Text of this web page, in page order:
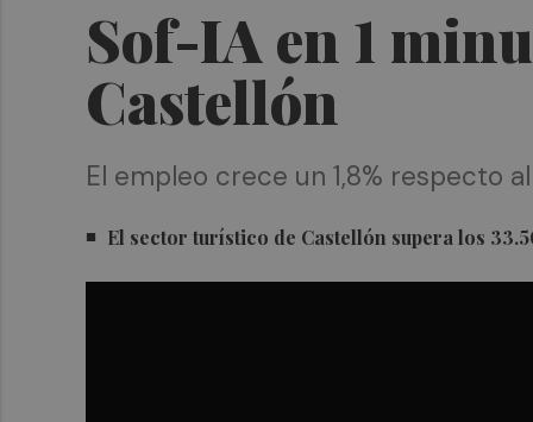
Sof-IA en 1
Castellón
El empleo crece un 1,8% respecto
El sector turístico de Castellón supera los